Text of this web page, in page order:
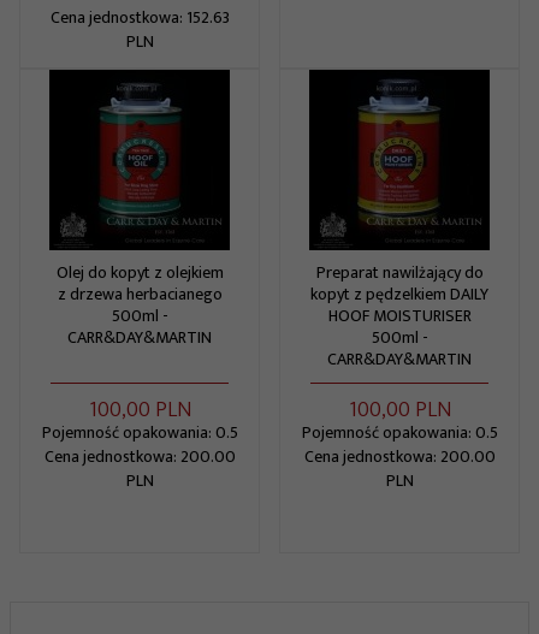
Cena jednostkowa: 152.63
PLN
Olej do kopyt z olejkiem
z drzewa herbacianego
500ml -
CARR&DAY&MARTIN
100,00 PLN
Pojemność opakowania: 0.5
Cena jednostkowa: 200.00
PLN
Preparat nawilżający do
kopyt z pędzelkiem DAILY
HOOF MOISTURISER
500ml -
CARR&DAY&MARTIN
100,00 PLN
Pojemność opakowania: 0.5
Cena jednostkowa: 200.00
PLN